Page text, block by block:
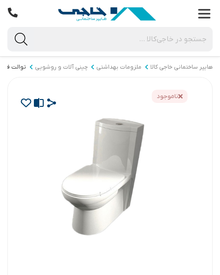
هایپر ساختمانی خاجی‌ کالا ملزومات بهداشتی چینی آلات و روشویی توالت
ناموجود